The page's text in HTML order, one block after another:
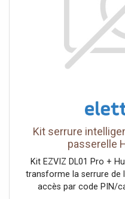
Kit serrure
passerelle
Kit EZVIZ DL01 Pro +
transforme la serrure de
accès par code PIN/